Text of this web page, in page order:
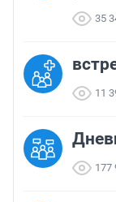
35
11
177